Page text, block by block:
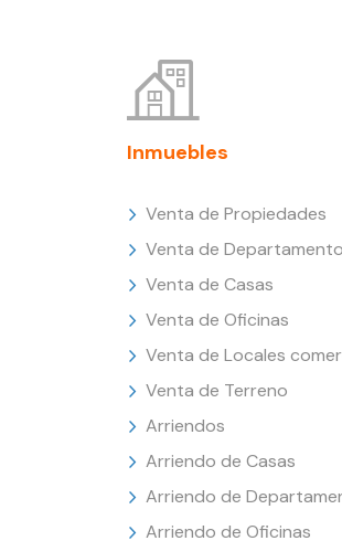
Inmuebles
Venta de Propiedades
Venta de
Venta de Casas
Venta de Oficinas
Venta de Locales
Venta de Terreno
Arriendos
Arriendo de Casas
Arriendo de
Arriendo de Oficinas